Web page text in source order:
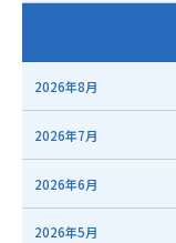
2026年8月
2026年7月
2026年6月
2026年5月